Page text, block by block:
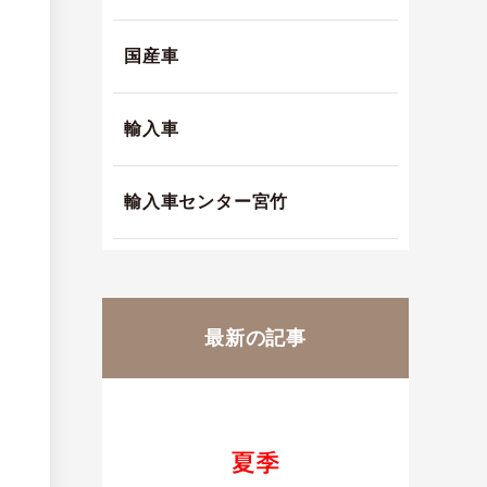
国産車
輸入車
輸入車センター宮竹
最新の記事